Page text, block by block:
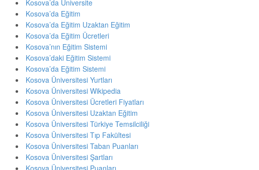
Kosova’da Üniversite
Kosova’da Eğitim
Kosova’da Eğitim Uzaktan Eğitim
Kosova’da Eğitim Ücretleri
Kosova’nın Eğitim Sistemi
Kosova’daki Eğitim Sistemi
Kosova’da Eğitim Sistemi
Kosova Üniversitesi Yurtları
Kosova Üniversitesi Wikipedia
Kosova Üniversitesi Ücretleri Fiyatları
Kosova Üniversitesi Uzaktan Eğitim
Kosova Üniversitesi Türkiye Temsilciliği
Kosova Üniversitesi Tıp Fakültesi
Kosova Üniversitesi Taban Puanları
Kosova Üniversitesi Şartları